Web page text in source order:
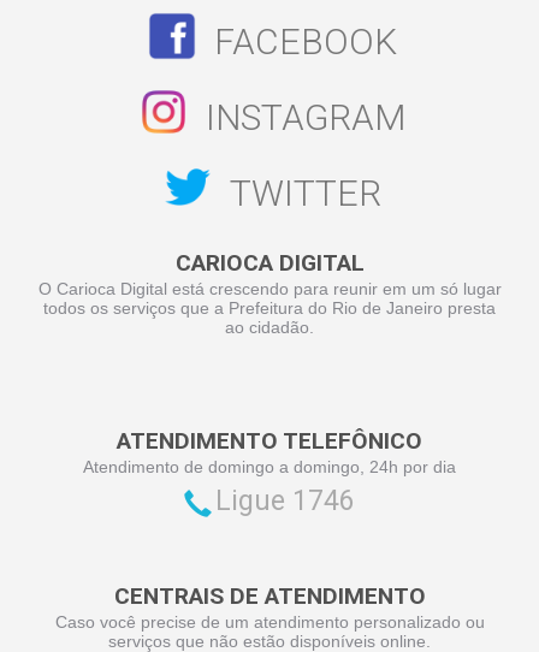
FACEBOOK
INSTAGRAM
TWITTER
CARIOCA DIGITAL
O Carioca Digital está crescendo para reunir em um só lugar
todos os serviços que a Prefeitura do Rio de Janeiro presta
ao cidadão.
ATENDIMENTO TELEFÔNICO
Atendimento de domingo a domingo, 24h por dia
Ligue 1746
CENTRAIS DE ATENDIMENTO
Caso você precise de um atendimento personalizado ou
serviços que não estão disponíveis online.